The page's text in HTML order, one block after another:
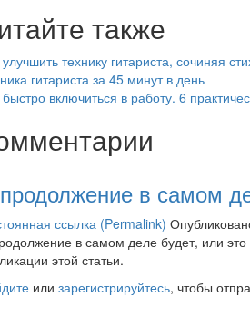
также
улучшить технику гитариста, сочиняя
гитариста за 45 минут в день
быстро включиться в работу. 6
в самом
ссылка (Permalink)
в самом деле будет, или
этой статьи.
или зарегистрируйтесь, чтобы